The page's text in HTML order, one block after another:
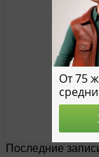
Последние